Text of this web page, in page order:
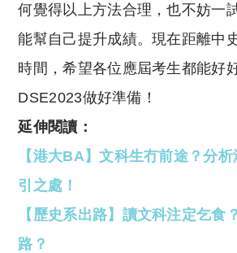
何覺得以上方法合理，也不妨一
能幫自己提升成績。現在距離中
時間，希望各位應屆考生都能好
DSE2023做好準備！
延伸閱讀：
【港大BA】文科生冇前途？分
引之處！
【歷史系出路】讀文科注定乞食
路？